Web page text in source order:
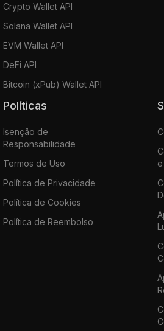
Crypto Wallet API
Solana Wallet API
EVM Wallet API
DeFi API
Bitcoin (xPub) Wallet API
Políticas
Isenção de
Responsabilidade
Termos de Uso
Política de Privacidade
Política de Cookies
Política de Reembolso